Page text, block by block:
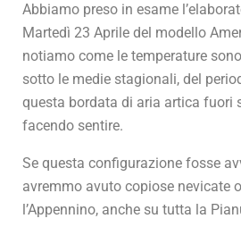
Abbiamo preso in esame
Martedì 23 Aprile del modello
notiamo come le temperature
sotto le medie stagionali, del
questa bordata di aria artica fuori
facendo sentire.
Se questa configurazione fosse
avremmo avuto copiose nevicate
l’Appennino, anche su tutta la